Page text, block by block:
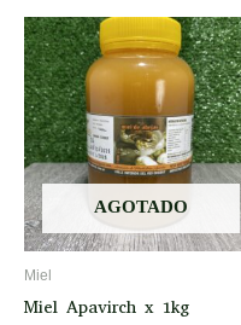
AGOTADO
Miel
Miel Apavirch x 1kg